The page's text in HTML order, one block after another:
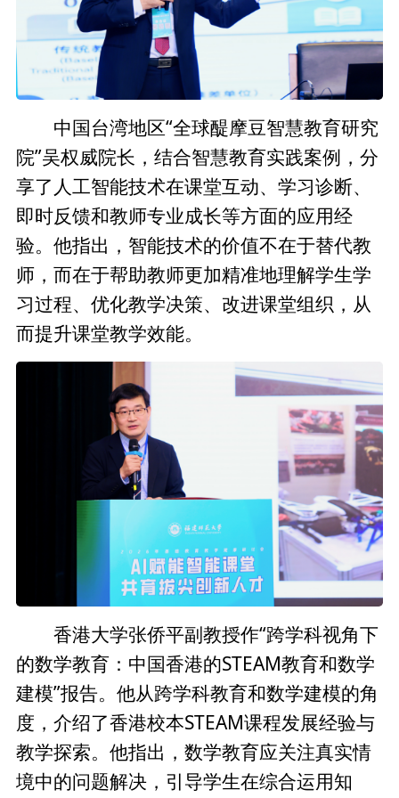
中国台湾地区“全球醍摩豆智慧教育研究
院”吴权威院长，结合智慧教育实践案例，分
享了人工智能技术在课堂互动、学习诊断、
即时反馈和教师专业成长等方面的应用经
验。他指出，智能技术的价值不在于替代教
师，而在于帮助教师更加精准地理解学生学
习过程、优化教学决策、改进课堂组织，从
而提升课堂教学效能。
香港大学张侨平副教授作“跨学科视角下
的数学教育：中国香港的STEAM教育和数学
建模”报告。他从跨学科教育和数学建模的角
度，介绍了香港校本STEAM课程发展经验与
教学探索。他指出，数学教育应关注真实情
境中的问题解决，引导学生在综合运用知